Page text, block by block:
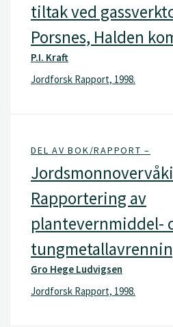
tiltak ved
Porsnes, Halden
P.I. Kraft
Jordforsk Rapport, 1998.
DEL AV BOK/RAPPORT –
Rapportering av
plantevernmiddel-
Gro Hege Ludvigsen
Jordforsk Rapport, 1998.